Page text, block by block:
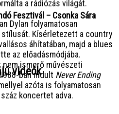
a rádiózás világát.
Dylan folyamatosan
Kísérletezett a country
áhítatában, majd a blues
az előadásmódjába.
ismerő művészeti
ban indult Never Ending
azóta is folyamatosan
koncertet adva.
Fesztivál – Csonka Sára
videók